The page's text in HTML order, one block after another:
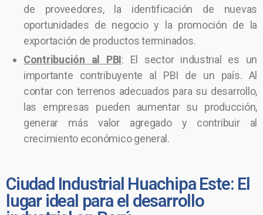
de proveedores, la identificación de nuevas
oportunidades de negocio y la promoción de la
exportación de productos terminados.
Contribución al PBI: El sector industrial es un
importante contribuyente al PBI de un país. Al
contar con terrenos adecuados para su desarrollo,
las empresas pueden aumentar su producción,
generar más valor agregado y contribuir al
crecimiento económico general.
Ciudad Industrial Huachipa Este: El
lugar ideal para el desarrollo